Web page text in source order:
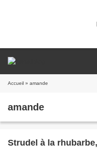
Accueil » amande
amande
Strudel à la